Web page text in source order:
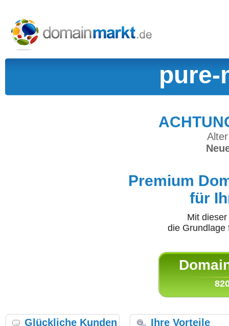
pure-
Premium
für
Mit
die
Glückliche Kunden Ihre Vorteile